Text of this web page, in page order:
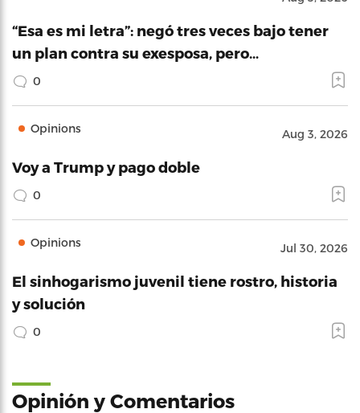
“Esa es mi letra”: negó tres veces bajo tener
un plan contra su exesposa, pero…
0
Opinions Aug 3, 2026
Voy a Trump y pago doble
0
Opinions Jul 30, 2026
El sinhogarismo juvenil tiene rostro, historia
y solución
0
Opinión y Comentarios